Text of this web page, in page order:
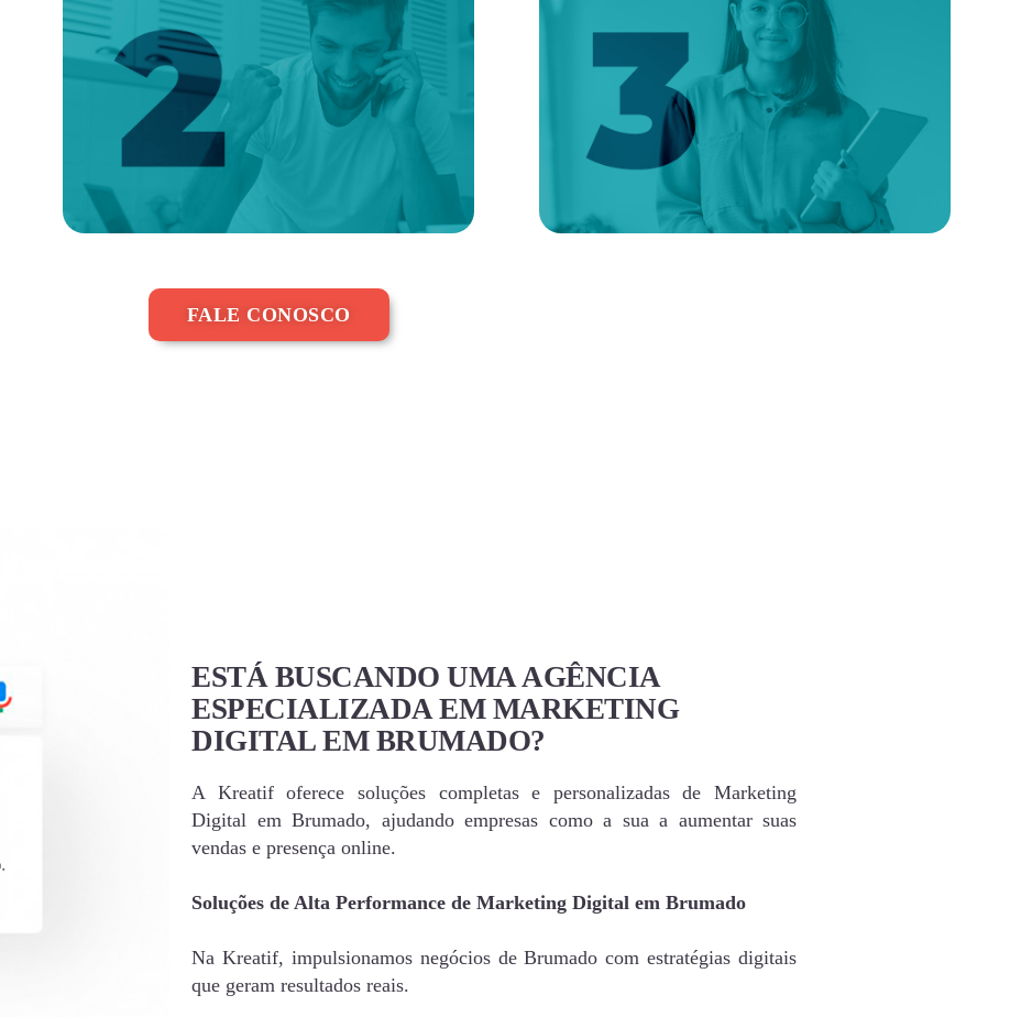
FALE CONOSCO
ESTÁ BUSCANDO UMA AGÊNCIA
ESPECIALIZADA EM MARKETING
DIGITAL EM BRUMADO?
A Kreatif oferece soluções completas e personalizadas de Marketing
Digital em Brumado, ajudando empresas como a sua a aumentar suas
vendas e presença online.
Soluções de Alta Performance de Marketing Digital em Brumado
Na Kreatif, impulsionamos negócios de Brumado com estratégias digitais
que geram resultados reais.